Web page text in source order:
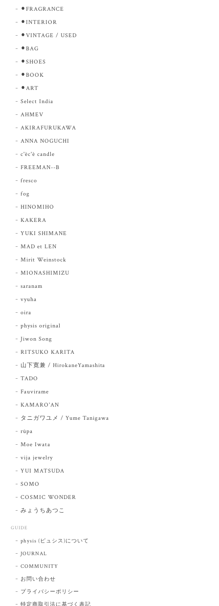
⚫︎FRAGRANCE
⚫︎INTERIOR
⚫︎VINTAGE / USED
⚫︎BAG
⚫︎SHOES
⚫︎BOOK
⚫︎ART
Select India
AHMEV
AKIRAFURUKAWA
ANNA NOGUCHI
c'èc'è candle
FREEMAN--B
fresco
fog
HINOMIHO
KAKERA
YUKI SHIMANE
MAD et LEN
Mirit Weinstock
MIONASHIMIZU
saranam
vyuha
oira
physis original
Jiwon Song
RITSUKO KARITA
山下寛兼 / HirokaneYamashita
TADO
Fauvirame
KAMARO'AN
タニガワユメ / Yume Tanigawa
rūpa
Moe Iwata
vija jewelry
YUI MATSUDA
SOMO
COSMIC WONDER
みょうちあつこ
GUIDE
physis (ピュシス)について
JOURNAL
COMMUNITY
お問い合わせ
プライバシーポリシー
特定商取引法に基づく表記